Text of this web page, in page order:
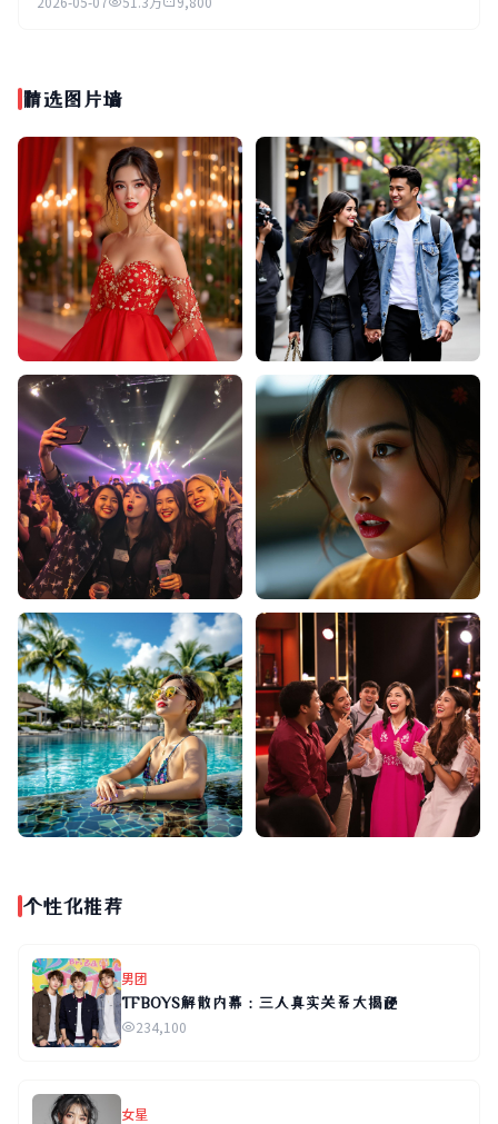
精选图片墙
个性化推荐
男团
TFBOYS解散内幕：三人真实关系大揭秘
234,100
女星